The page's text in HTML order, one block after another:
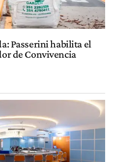
Passerini habilita el
de Convivencia